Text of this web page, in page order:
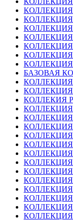
КОЛЛЕКЦИЯ
КОЛЛЕКЦИЯ
КОЛЛЕКЦИЯ
КОЛЛЕКЦИЯ
КОЛЛЕКЦИЯ
КОЛЛЕКЦИЯ
КОЛЛЕКЦИЯ
БАЗОВАЯ
КОЛЛЕКЦИЯ
КОЛЛЕКЦИЯ
КОЛЛЕКИЯ
КОЛЛЕКЦИЯ
КОЛЛЕКЦИЯ
КОЛЛЕКЦИЯ
КОЛЛЕКЦИЯ
КОЛЛЕКЦИЯ
КОЛЛЕКЦИЯ
КОЛЛЕКЦИЯ
КОЛЛЕКЦИЯ
КОЛЛЕКЦИЯ
КОЛЛЕКЦИЯ
КОЛЛЕКЦИЯ
КОЛЛЕКЦИЯ
КОЛЛЕКЦИЯ